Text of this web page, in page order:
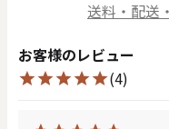
送料・配送
お客様のレビュー
(4)